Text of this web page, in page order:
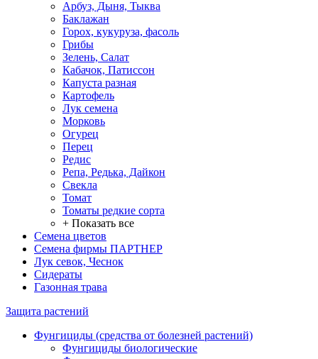
Арбуз, Дыня, Тыква
Баклажан
Горох, кукуруза, фасоль
Грибы
Зелень, Салат
Кабачок, Патиссон
Капуста разная
Картофель
Лук семена
Морковь
Огурец
Перец
Редис
Репа, Редька, Дайкон
Свекла
Томат
Томаты редкие сорта
+ Показать все
Семена цветов
Семена фирмы ПАРТНЕР
Лук севок, Чеснок
Сидераты
Газонная трава
Защита растений
Фунгициды (средства от болезней растений)
Фунгициды биологические